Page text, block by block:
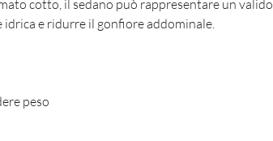
cotto, il sedano può rappresentare un valido
e ridurre il gonfiore addominale.
peso